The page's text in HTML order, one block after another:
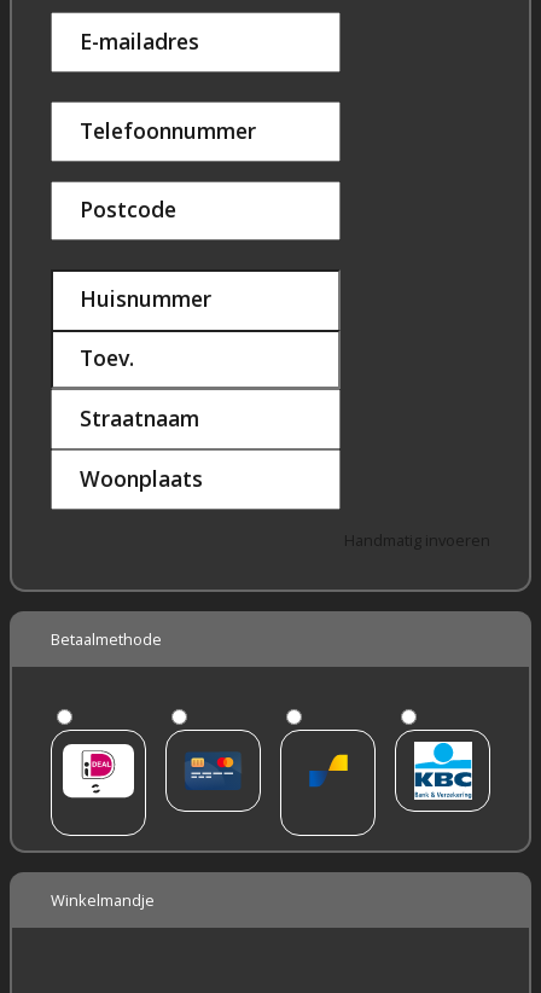
E-mailadres
Telefoonnummer
Postcode
Huisnummer
Toev.
Straatnaam
Woonplaats
Handmatig invoeren
Betaalmethode
Winkelmandje